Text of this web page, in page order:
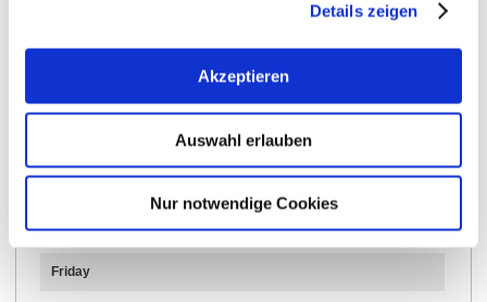
Details zeigen
Akzeptieren
Auswahl erlauben
Nur notwendige Cookies
28.07.2026 to 31.12.2026
Monday
Thursday
Friday